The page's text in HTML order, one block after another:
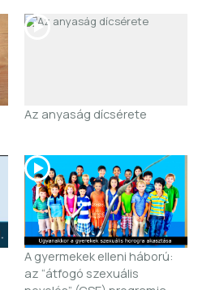
Az anyaság dícsérete
A gyermekek elleni háború:
az “átfogó szexuális